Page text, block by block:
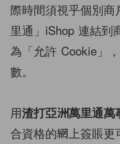
際時間須視乎個別
里通」iShop 連結到
為「允許 Cookie」
數。
用渣打亞洲萬里通萬
合資格的網上簽賬更